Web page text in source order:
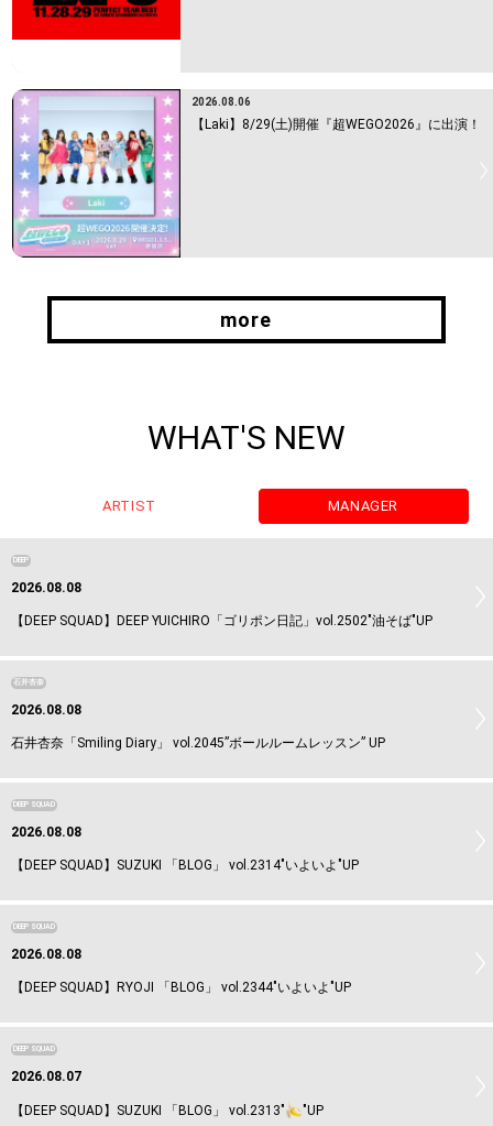
2026.08.06
【Laki】8/29(土)開催『超WEGO2026』に出演！
more
WHAT'S NEW
ARTIST MANAGER
DEEP
2026.08.08
【DEEP SQUAD】DEEP YUICHIRO「ゴリポン日記」vol.2502"油そば"UP
石井杏奈
2026.08.08
石井杏奈「Smiling Diary」 vol.2045”ボールルームレッスン” UP
DEEP SQUAD
2026.08.08
【DEEP SQUAD】SUZUKI 「BLOG」 vol.2314"いよいよ"UP
DEEP SQUAD
2026.08.08
【DEEP SQUAD】RYOJI 「BLOG」 vol.2344"いよいよ"UP
DEEP SQUAD
2026.08.07
【DEEP SQUAD】SUZUKI 「BLOG」 vol.2313" "UP